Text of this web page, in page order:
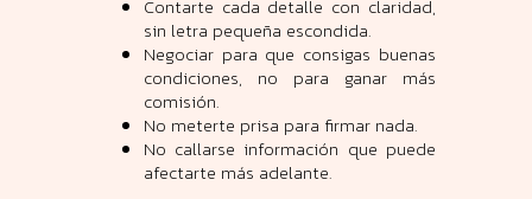
Contarte cada detalle con claridad,
sin letra pequeña escondida.
Negociar para que consigas buenas
condiciones, no para ganar más
comisión.
No meterte prisa para firmar nada.
No callarse información que puede
afectarte más adelante.